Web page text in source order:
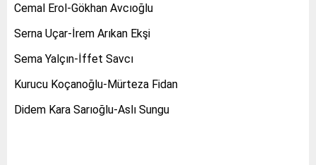
Cemal Erol-Gökhan Avcıoğlu
Serna Uçar-İrem Arıkan Ekşi
Sema Yalçın-İffet Savcı
Kurucu Koçanoğlu-Mürteza Fidan
Didem Kara Sarıoğlu-Aslı Sungu